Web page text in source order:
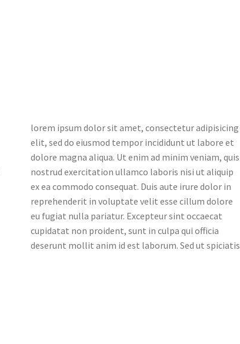
lorem ipsum dolor sit amet, consectetur adipisicing
elit, sed do eiusmod tempor incididunt ut labore et
dolore magna aliqua. Ut enim ad minim veniam, quis
nostrud exercitation ullamco laboris nisi ut aliquip
ex ea commodo consequat. Duis aute irure dolor in
reprehenderit in voluptate velit esse cillum dolore
eu fugiat nulla pariatur. Excepteur sint occaecat
cupidatat non proident, sunt in culpa qui officia
deserunt mollit anim id est laborum. Sed ut spiciatis